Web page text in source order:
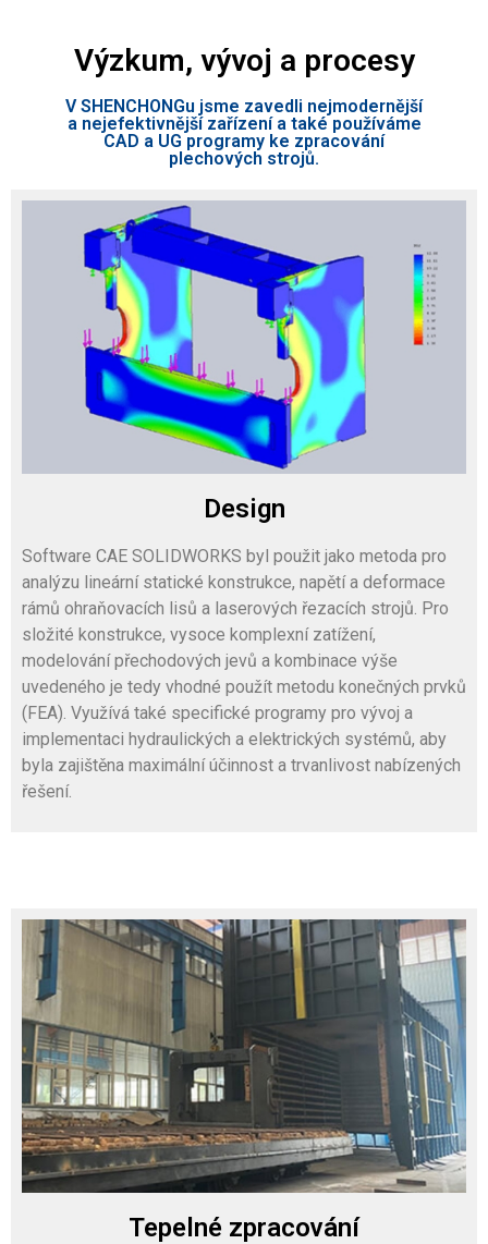
Výzkum, vývoj a procesy
V SHENCHONGu jsme zavedli nejmodernější
a nejefektivnější zařízení a také používáme
CAD a UG programy ke zpracování
plechových strojů.
Design
Software CAE SOLIDWORKS byl použit jako metoda pro
analýzu lineární statické konstrukce, napětí a deformace
rámů ohraňovacích lisů a laserových řezacích strojů. Pro
složité konstrukce, vysoce komplexní zatížení,
modelování přechodových jevů a kombinace výše
uvedeného je tedy vhodné použít metodu konečných prvků
(FEA). Využívá také specifické programy pro vývoj a
implementaci hydraulických a elektrických systémů, aby
byla zajištěna maximální účinnost a trvanlivost nabízených
řešení.
Tepelné zpracování